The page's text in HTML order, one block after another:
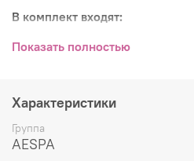
В комплект входят:
CD-диск
сложенный постер внутри
фотокарточка (1 из 4)
Показать полностью
Характеристики
Группа
AESPA